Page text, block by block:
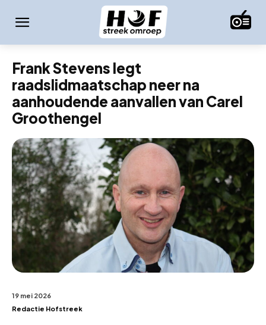
Frank Stevens legt
raadslidmaatschap neer na
aanhoudende aanvallen van Carel
Groothengel
19 mei 2026
Redactie Hofstreek